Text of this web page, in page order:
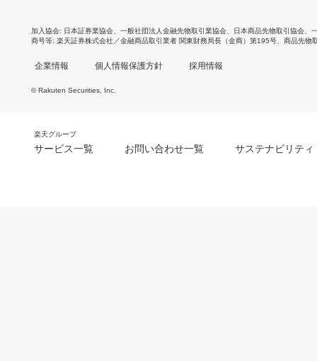
加入協会 日本証券業協会 一般社団法人金融先物取引業協会 日本商品先物取引協会
商号等 楽天証券株式会社／金融商品取引業者 関東財務局長（金商）第195号、商品先物
企業情報 個人情報保護方針 採用情報
© Rakuten Securities, Inc.
楽天グループ
サービス一覧 お問い合わせ一覧 サステナビリティ